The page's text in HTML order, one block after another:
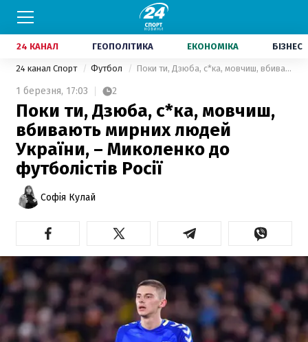
24 КАНАЛ ГЕОПОЛІТИКА ЕКОНОМІКА БІЗНЕС
24 канал Спорт Футбол Поки ти, Дзюба, с*ка, мовчиш, вбивають мирних людей України, – Миколенко до футболістів Росії
1 березня, 17:03 2
Поки ти, Дзюба, с*ка, мовчиш,
вбивають мирних людей
України, – Миколенко до
футболістів Росії
Софія Кулай